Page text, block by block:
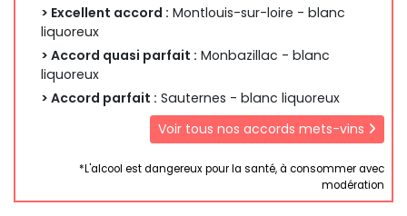
> Excellent accord : Montlouis-sur-loire - blanc
liquoreux
> Accord quasi parfait : Monbazillac - blanc
liquoreux
> Accord parfait : Sauternes - blanc liquoreux
Voir tous nos accords mets-vins
*L'alcool est dangereux pour la santé, à consommer avec
modération